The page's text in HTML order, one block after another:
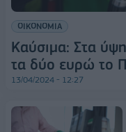
ΟΙΚΟΝΟΜΙΑ
Καύσιμα: Στα
τα δύο ευρώ το
13/04/2024 - 12:27